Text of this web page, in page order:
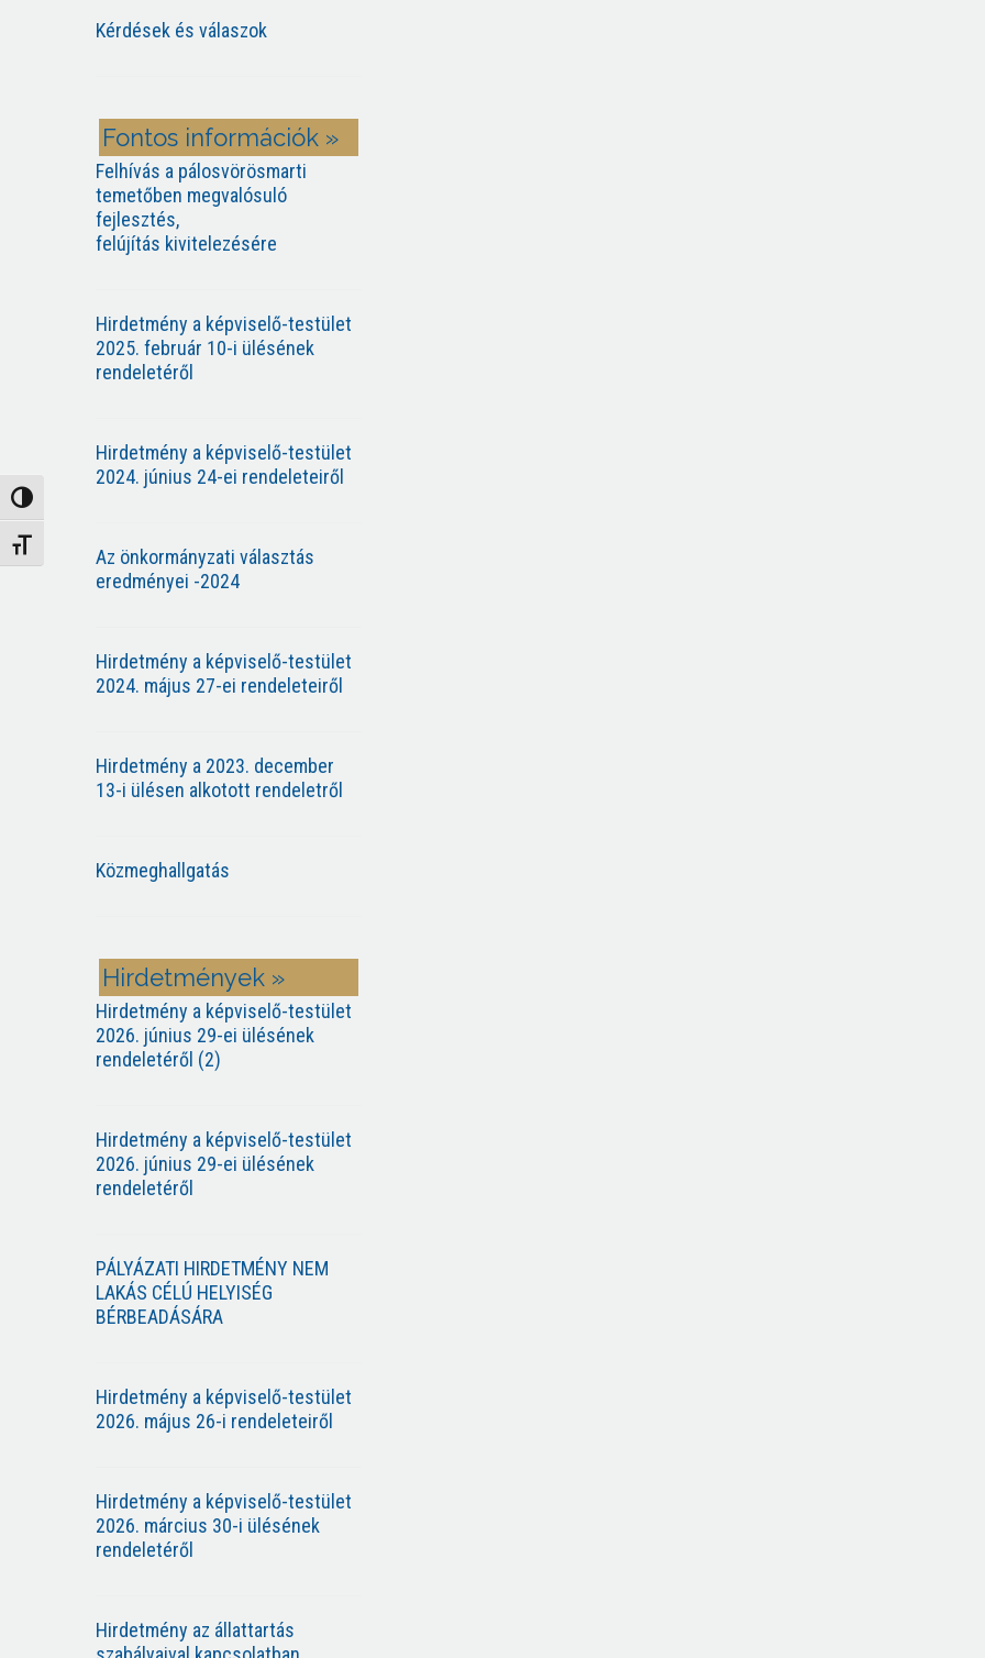
Nagy kontraszt váltása
Betűméret váltása
Kérdések és válaszok
Fontos információk »
Felhívás a pálosvörösmarti
temetőben megvalósuló
fejlesztés,
felújítás kivitelezésére
Hirdetmény a képviselő-testület
2025. február 10-i ülésének
rendeletéről
Hirdetmény a képviselő-testület
2024. június 24-ei rendeleteiről
Az önkormányzati választás
eredményei -2024
Hirdetmény a képviselő-testület
2024. május 27-ei rendeleteiről
Hirdetmény a 2023. december
13-i ülésen alkotott rendeletről
Közmeghallgatás
Hirdetmények »
Hirdetmény a képviselő-testület
2026. június 29-ei ülésének
rendeletéről (2)
Hirdetmény a képviselő-testület
2026. június 29-ei ülésének
rendeletéről
PÁLYÁZATI HIRDETMÉNY NEM
LAKÁS CÉLÚ HELYISÉG
BÉRBEADÁSÁRA
Hirdetmény a képviselő-testület
2026. május 26-i rendeleteiről
Hirdetmény a képviselő-testület
2026. március 30-i ülésének
rendeletéről
Hirdetmény az állattartás